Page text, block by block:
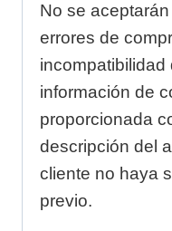
No se
errores de
información de
proporcionada
descripción del
cliente no haya
previo.